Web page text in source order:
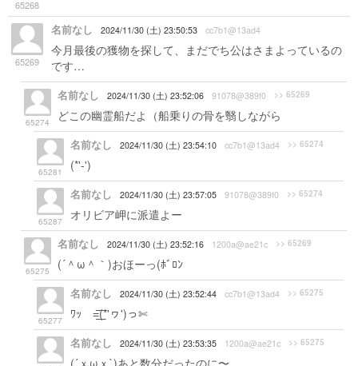
65268
65269
名前なし 2024/11/30 (土) 23:50:53 cc7b1@13ad4
今月最後の獲物を探して、まだでち公はさまよっているの
です…
65274
名前なし 2024/11/30 (土) 23:52:06 91078@389f0 >> 65269
どこの幽霊船だよ（船乗りの骨を翳しながら
65281
名前なし 2024/11/30 (土) 23:54:10 cc7b1@13ad4 >> 65274
(*'-')
65287
名前なし 2024/11/30 (土) 23:57:05 91078@389f0 >> 65274
オリビア岬に派遣よー
65275
名前なし 2024/11/30 (土) 23:52:16 1200a@ae21c >> 65269
(´＾ω＾｀)おほーっ(ﾎﾞﾛﾝ
65277
名前なし 2024/11/30 (土) 23:52:44 cc7b1@13ad4 >> 65275
ﾜｯ =͟͟͞͞(*'ヮ')っ✄
名前なし 2024/11/30 (土) 23:53:35 1200a@ae21c >> 65275
(´ｘωｘ`)あと数分だったのに〜